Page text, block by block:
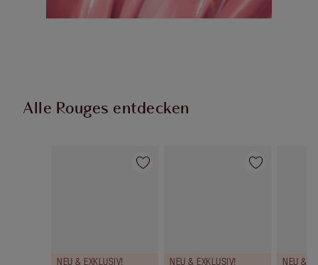
Alle Rouges entdecken
Artikel 1 von 61
NEU & EXKLUSIV!
Artikel 2 von 61
NEU & EXKLUSIV! NEU &